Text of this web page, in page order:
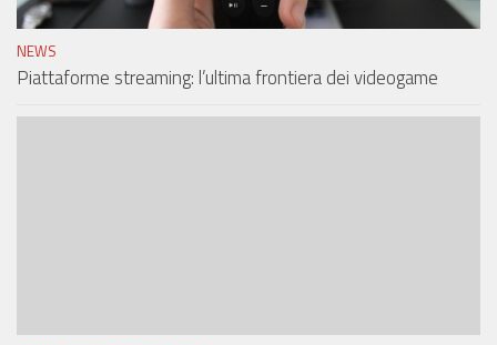
NEWS
Piattaforme streaming: l’ultima frontiera dei videogame